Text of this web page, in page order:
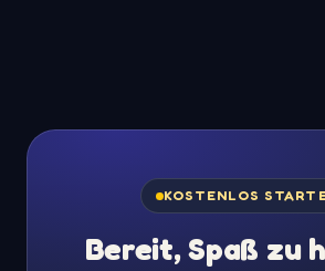
KOSTENLOS
Bereit, Spaß zu